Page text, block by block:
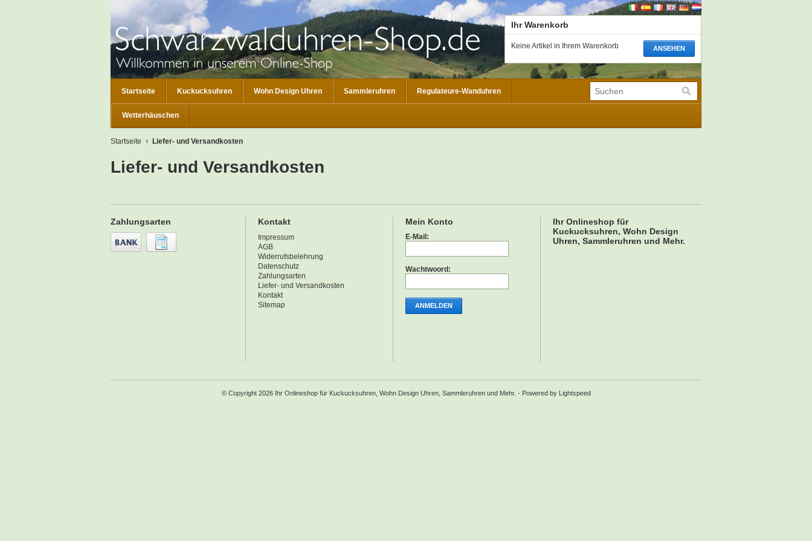
Ihr Warenkorb
ANSEHEN
Keine Artikel in Ihrem Warenkorb
Startseite Kuckucksuhren Wohn Design Uhren Sammleruhren Regulateure-Wanduhren
Wetterhäuschen
Startseite Liefer- und Versandkosten
Liefer- und Versandkosten
Zahlungsarten Kontakt
Impressum
AGB
Widerrufsbelehrung
Datenschutz
Zahlungsarten
Liefer- und Versandkosten
Kontakt
Sitemap
Mein Konto
E-Mail:
Wachtwoord:
ANMELDEN
Ihr Onlineshop für
Kuckucksuhren, Wohn Design
Uhren, Sammleruhren und Mehr.
© Copyright 2026 Ihr Onlineshop für Kuckucksuhren, Wohn Design Uhren, Sammleruhren und Mehr. - Powered by Lightspeed